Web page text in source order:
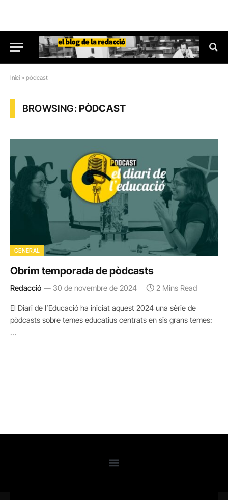
Inici » pòdcast
BROWSING:PÒDCAST
GENERAL
Obrim temporada de pòdcasts
Redacció 30 de novembre de 2024 2 Mins Read
El Diari de l’Educació ha iniciat aquest 2024 una sèrie de
pòdcasts sobre temes educatius centrats en sis grans temes:
…